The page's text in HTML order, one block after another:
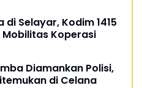
di Selayar, Kodim 1415
Koperasi
Diamankan Polisi,
di Celana